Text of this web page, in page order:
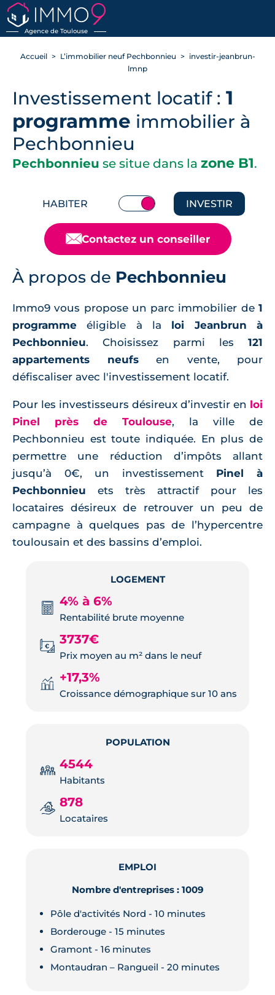
Agence de Toulouse
RETOUR
Accueil L’immobilier neuf Pechbonnieu
investir-jeanbrun-
lmnp
Investissement locatif : 1
programme immobilier à
Pechbonnieu
Pechbonnieu se situe dans la zone B1.
HABITER INVESTIR
📧Contactez un conseiller
À propos de Pechbonnieu
Immo9 vous propose un parc immobilier de 1
programme éligible à la loi Jeanbrun à
Pechbonnieu. Choisissez parmi les 121
appartements neufsen vente, pour
défiscaliser avec l'investissement locatif.
Pour les investisseurs désireux d’investir en loi
Pinel près de Toulouse, la ville de
Pechbonnieu est toute indiquée. En plus de
permettre une réduction d’impôts allant
jusqu’à 0€, un investissement Pinel à
Pechbonnieu ets très attractif pour les
locataires désireux de retrouver un peu de
campagne à quelques pas de l’hypercentre
toulousain et des bassins d’emploi.
LOGEMENT
4% à 6%
Rentabilité brute moyenne
3737€
Prix moyen au m² dans le neuf
+17,3%
Croissance démographique sur 10 ans
POPULATION
4544
Habitants
878
Locataires
EMPLOI
Nombre d'entreprises : 1009
Pôle d'activités Nord - 10 minutes
Borderouge - 15 minutes
Gramont - 16 minutes
Montaudran – Rangueil - 20 minutes